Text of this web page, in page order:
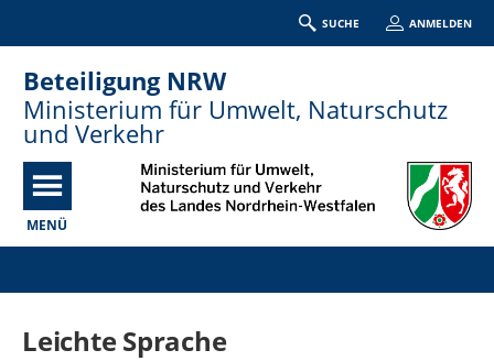
SUCHE ANMELDEN
Beteiligung NRW
Ministerium für Umwelt, Naturschutz
und Verkehr
MENÜ
Leichte Sprache